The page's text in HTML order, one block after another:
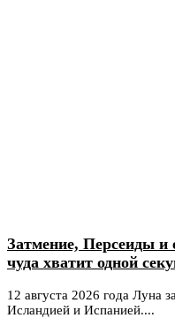
Затмение, Персеиды и
чуда хватит одной
12 августа 2026 года Луна
Исландией и Испанией....